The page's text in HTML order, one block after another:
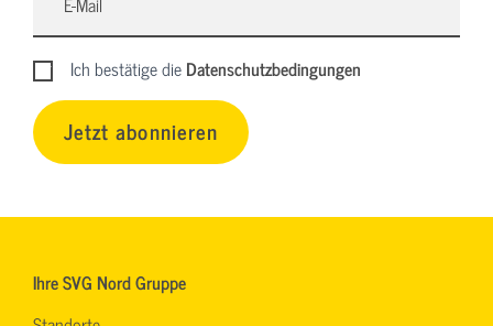
Ich bestätige dieDatenschutzbedingungen
Jetzt abonnieren
Ihre SVG Nord Gruppe